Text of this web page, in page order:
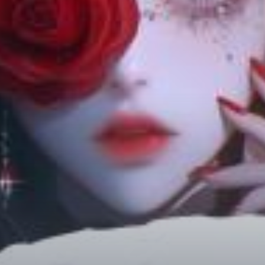
Sủng
Trả Thù
Gia Đình
Hài Hước
Tiểu Thuyết